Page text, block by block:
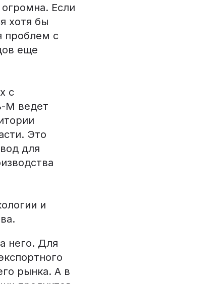
Если
хотя бы
проблем с
еще
с
М ведет
Это
для
и
него. Для
рынка. А в